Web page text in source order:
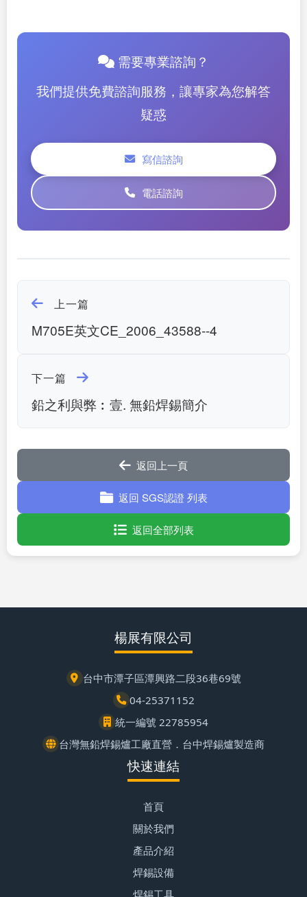
需要專業諮詢？
我們提供免費諮詢服務，讓專家為您解答
疑惑
寫信諮詢
電話諮詢
上一篇
M705E英文CE_2006_43588--4
下一篇
鉛之利與弊︰壹. 無鉛焊錫簡介
返回上一頁
返回 SGS認證 列表
返回全部列表
楊展有限公司
台中市潭子區潭興路二段36巷69號
04-25371152
統一編號 22785954
台灣無鉛焊錫爐工廠直營．台中焊錫爐製造商
快速連結
首頁
關於我們
產品介紹
焊錫設備
焊錫工具